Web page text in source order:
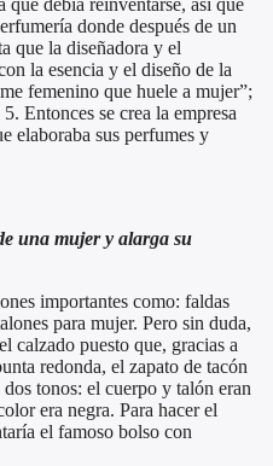
que debía reinventarse, así que
donde después de un
que la diseñadora y el
la esencia y el diseño de la
femenino que huele a mujer”;
Entonces se crea la empresa
elaboraba sus perfumes y
una mujer y alarga su
importantes como: faldas
para mujer. Pero sin duda,
calzado puesto que, gracias a
redonda, el zapato de tacón
tonos: el cuerpo y talón eran
era negra. Para hacer el
el famoso bolso con